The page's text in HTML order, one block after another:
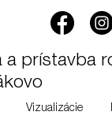
a prístavba
Vizualizácie